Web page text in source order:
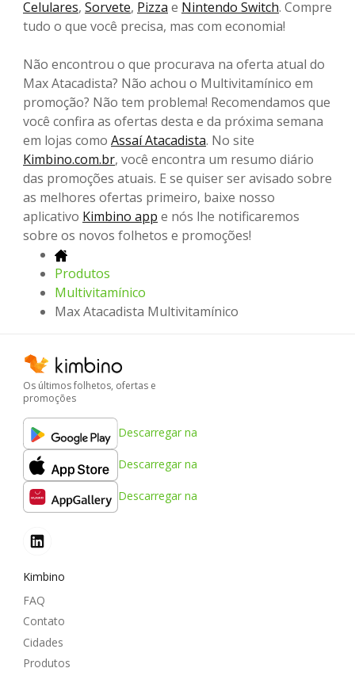
Celulares, Sorvete, Pizza e Nintendo Switch. Compre
tudo o que você precisa, mas com economia!
Não encontrou o que procurava na oferta atual do
Max Atacadista? Não achou o Multivitamínico em
promoção? Não tem problema! Recomendamos que
você confira as ofertas desta e da próxima semana
em lojas como Assaí Atacadista. No site
Kimbino.com.br, você encontra um resumo diário
das promoções atuais. E se quiser ser avisado sobre
as melhores ofertas primeiro, baixe nosso
aplicativo Kimbino app e nós lhe notificaremos
sobre os novos folhetos e promoções!
Produtos
Multivitamínico
Max Atacadista Multivitamínico
Os últimos folhetos, ofertas e
promoções
Descarregar na
Descarregar na
Descarregar na
Kimbino
FAQ
Contato
Cidades
Produtos